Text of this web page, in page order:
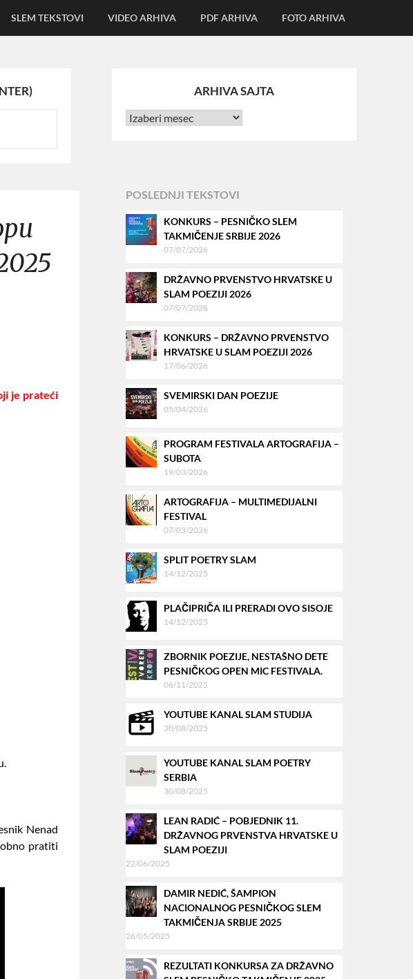
SLEM TEKSTOVI VIDEO ARHIVA PDF ARHIVA FOTO ARHIVA
ARHIVA SAJTA
je prateći
Nenad
pratiti
POSLEDNJI TEKSTOVI
KONKURS – PESNIČKO SLEM
TAKMIČENJE SRBIJE 2026
07/07/2026
DRŽAVNO PRVENSTVO HRVATSKE U
SLAM POEZIJI 2026
07/07/2026
KONKURS – DRŽAVNO PRVENSTVO
HRVATSKE U SLAM POEZIJI 2026
17/06/2026
SVEMIRSKI DAN POEZIJE
05/04/2026
PROGRAM FESTIVALA ARTOGRAFIJA –
SUBOTA
19/03/2026
ARTOGRAFIJA – MULTIMEDIJALNI
FESTIVAL
07/03/2026
SPLIT POETRY SLAM
14/12/2025
PLAČIPRIČA ILI PRERADI OVO SISOJE
14/12/2025
ZBORNIK POEZIJE, NESTAŠNO DETE
PESNIČKOG OPEN MIC FESTIVALA.
06/11/2025
YOUTUBE KANAL SLAM STUDIJA
30/08/2025
YOUTUBE KANAL SLAM POETRY
SERBIA
30/08/2025
LEAN RADIĆ – POBJEDNIK 11.
DRŽAVNOG PRVENSTVA HRVATSKE U
SLAM POEZIJI
22/06/2025
DAMIR NEDIĆ, ŠAMPION
NACIONALNOG PESNIČKOG SLEM
TAKMIČENJA SRBIJE 2025
26/05/2025
REZULTATI KONKURSA ZA DRŽAVNO